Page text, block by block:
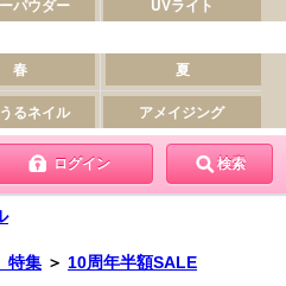
ログイン 検索
特集 ＞ 10周年半額SALE